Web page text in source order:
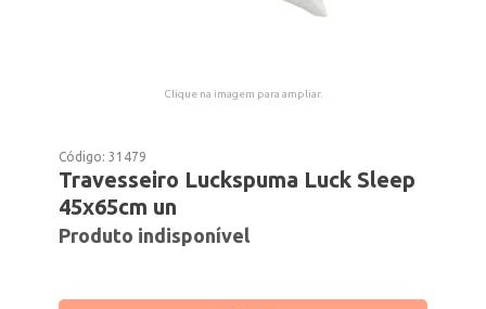
Clique na imagem para ampliar.
Código:31479
Travesseiro Luckspuma Luck Sleep
45x65cm un
Produto indisponível